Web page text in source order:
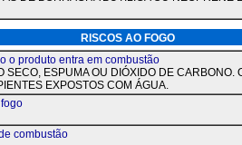
AO
o produto entra em combustão
SECO, ESPUMA OU DIÓXIDO DE
EXPOSTOS COM ÁGUA.
combustão